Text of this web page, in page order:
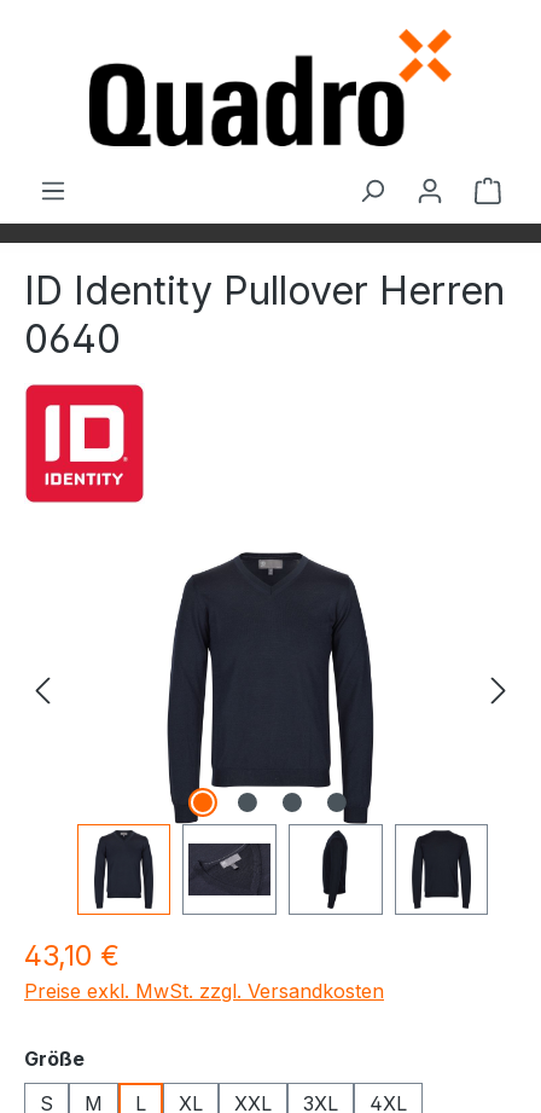
ID Identity Pullover Herren
0640
Bildergalerie überspringen
Regulärer Preis:
43,10 €
Preise exkl. MwSt. zzgl. Versandkosten
Größeauswählen
S
M L XL XXL 3XL 4XL